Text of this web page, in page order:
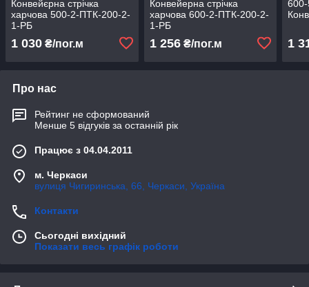
Конвейєрна стрічка
харчова 500-2-ПТК-200-2-
1-РБ
1 030 ₴/пог.м
Конвейерна стрічка
харчова 600-2-ПТК-200-2-
1-РБ
1 256₴/пог.м 1
Про нас
Рейтинг не сформований
Менше 5 відгуків за останній рік
Працює з 04.04.2011
м. Черкаси
вулиця Чигиринська, 66, Черкаси, Україна
Контакти
Сьогодні вихідний
Показати весь графік роботи